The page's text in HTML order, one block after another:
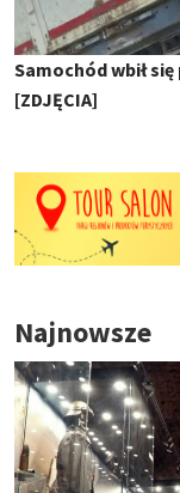
Samochód wbił
[ZDJĘCIA]
Najnowsze